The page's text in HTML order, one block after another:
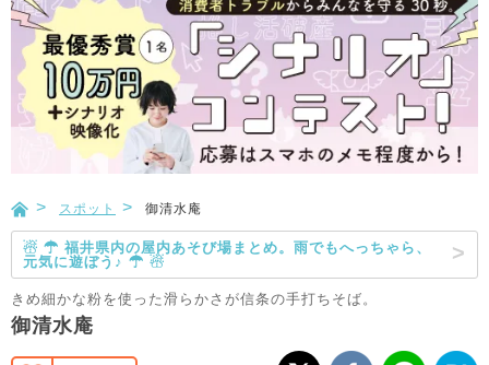
スポット 御清水庵
☃ ☂ 福井県内の屋内あそび場まとめ。雨でもへっちゃら、
元気に遊ぼう♪ ☂ ☃
きめ細かな粉を使った滑らかさが信条の手打ちそば。
御清水庵